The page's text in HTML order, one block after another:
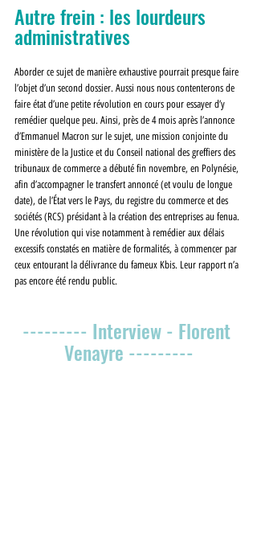
Autre frein : les lourdeurs
administratives
Aborder ce sujet de manière exhaustive pourrait presque faire
l’objet d’un second dossier. Aussi nous nous contenterons de
faire état d’une petite révolution en cours pour essayer d’y
remédier quelque peu. Ainsi, près de 4 mois après l’annonce
d’Emmanuel Macron sur le sujet, une mission conjointe du
ministère de la Justice et du Conseil national des greffiers des
tribunaux de commerce a débuté fin novembre, en Polynésie,
afin d’accompagner le transfert annoncé (et voulu de longue
date), de l’État vers le Pays, du registre du commerce et des
sociétés (RCS) présidant à la création des entreprises au fenua.
Une révolution qui vise notamment à remédier aux délais
excessifs constatés en matière de formalités, à commencer par
ceux entourant la délivrance du fameux Kbis. Leur rapport n’a
pas encore été rendu public.
--------- Interview - Florent
Venayre ---------